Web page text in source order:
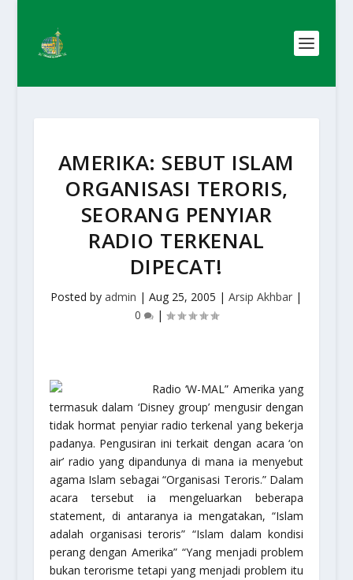
AMERIKA: SEBUT ISLAM
ORGANISASI TERORIS,
SEORANG PENYIAR
RADIO TERKENAL
DIPECAT!
Posted byadmin |Aug 25, 2005 |Arsip Akhbar |
0
|
Radio ‘W-MAL” Amerika yang
termasuk dalam ‘Disney group’ mengusir dengan
tidak hormat penyiar radio terkenal yang bekerja
padanya. Pengusiran ini terkait dengan acara ‘on
air’ radio yang dipandunya di mana ia menyebut
agama Islam sebagai “Organisasi Teroris.” Dalam
acara tersebut ia mengeluarkan beberapa
statement, di antaranya ia mengatakan, “Islam
adalah organisasi teroris” “Islam dalam kondisi
perang dengan Amerika” “Yang menjadi problem
bukan terorisme tetapi yang menjadi problem itu